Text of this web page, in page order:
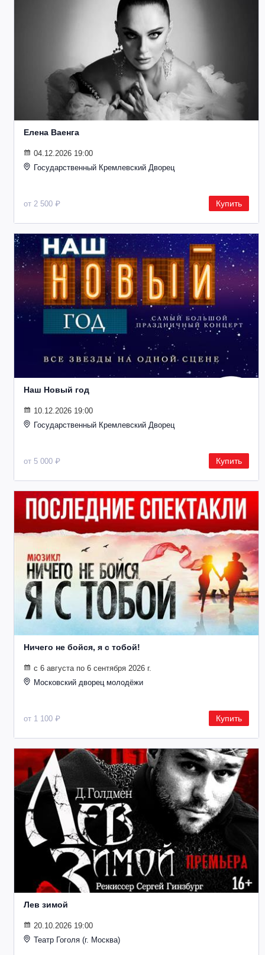
Елена Ваенга
04.12.2026 19:00
Государственный Кремлевский Дворец
от 2 500 ₽ Купить
Наш Новый год
10.12.2026 19:00
Государственный Кремлевский Дворец
от 5 000 ₽ Купить
Ничего не бойся, я с тобой!
с 6 августа по 6 сентября 2026 г.
Московский дворец молодёжи
от 1 100 ₽ Купить
Лев зимой
20.10.2026 19:00
Театр Гоголя (г. Москва)